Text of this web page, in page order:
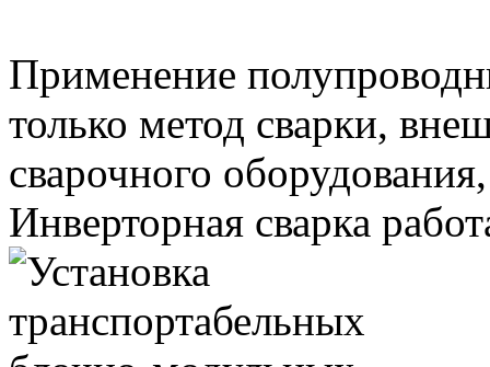
Применение
только метод сварки,
сварочного
Инверторная сварка